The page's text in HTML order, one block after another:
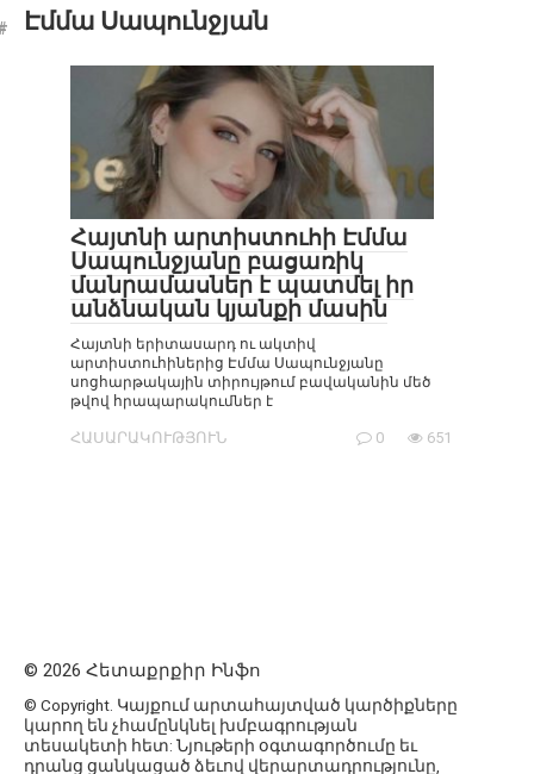
Էմմա Սապունջյան
Հայտնի արտիստուհի Էմմա
Սապունջյանը բացառիկ
մանրամասներ է պատմել իր
անձնական կյանքի մասին
Հայտնի երիտասարդ ու ակտիվ
արտիստուհիներից Էմմա Սապունջյանը
սոցհարթակային տիրույթում բավականին մեծ
թվով հրապարակումներ է
ՀԱՍԱՐԱԿՈՒԹՅՈՒՆ 0 651
© 2026 Հետաքրքիր Ինֆո
© Copyright. Կայքում արտահայտված կարծիքները
կարող են չհամընկնել խմբագրության
տեսակետի հետ: Նյութերի օգտագործումը եւ
դրանց ցանկացած ձեւով վերարտադրությունը,